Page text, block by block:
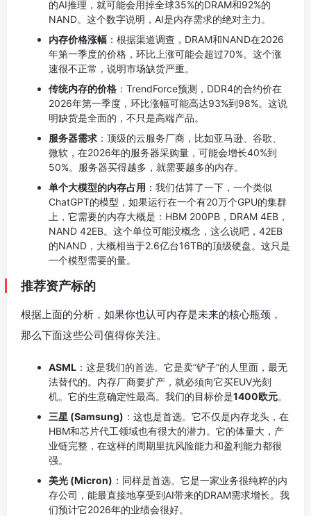
的AI推理，就可能会用掉全球35%的DRAM和92%的
NAND。这个数字说明，AI是内存需求的绝对主力。
内存价格涨幅 ：根据渠道调查，DRAM和NAND在2026
年第一季度的价格，环比上涨可能会超过70%。这个涨
速很不正常，说明市场缺货严重。
传统内存的价格 ：TrendForce预测，DDR4的合约价在
2026年第一季度，环比涨幅可能高达93%到98%。这说
明缺货是全面的，不只是高端产品。
服务器需求 ：顶级的云服务厂商，比如亚马逊、谷歌、
微软，在2026年的服务器采购量，可能会增长40%到
50%。服务器买得越多，就需要越多的内存。
单个大模型的内存占用 ：我们估算了一下，一个类似
ChatGPT的模型，如果运行在一个有20万个GPU的集群
上，它需要的内存大概是：HBM 200PB，DRAM 4EB，
NAND 42EB。这个单位可能没概念，这么说吧，42EB
的NAND，大概相当于2.6亿台16TB的顶级硬盘。这只是
一个模型需要的量。
推荐资产标的
根据上面的分析，如果你也认可内存是未来的核心瓶颈，
那么下面这些公司值得你关注。
ASML ：这是我们的首选。它是卖“铲子”的人里面，最无
法替代的。内存厂商要扩产，就必须向它买EUV光刻
机。它的生意确定性最高。我们的目标价是1400欧元。
三星 (Samsung) ：这也是首选。它不仅是内存龙头，在
HBM和芯片代工领域也有很大的潜力。它的体量大，产
业链完整，在这样的周期里抗风险能力和盈利能力都很
强。
美光 (Micron) ：同样是首选。它是一家业务很纯粹的内
存公司，能最直接地享受到AI带来的DRAM需求增长。我
们预计它2026年的业绩会很好。